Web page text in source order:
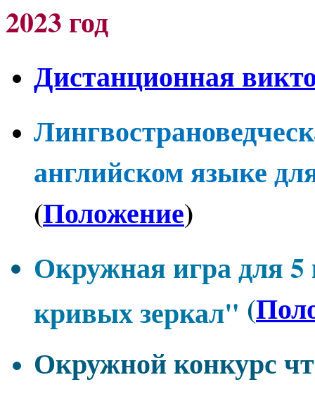
2023 год
Дистанционная
английском языке
(Положение)
Окружная игра для 5
кривых зеркал" (
Окружной конкурс